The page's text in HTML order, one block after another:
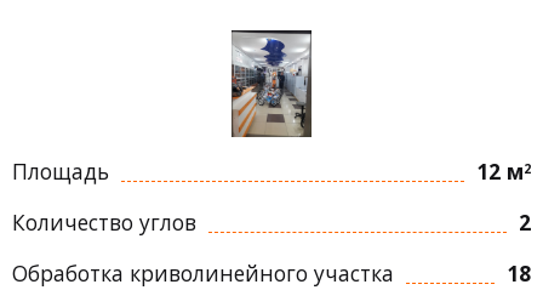
Площадь 12 м2
Количество углов
2
Обработка криволинейного участка
18